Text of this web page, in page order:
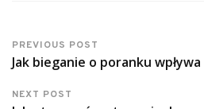
PREVIOUS POST
Jak bieganie o poranku
NEXT POST